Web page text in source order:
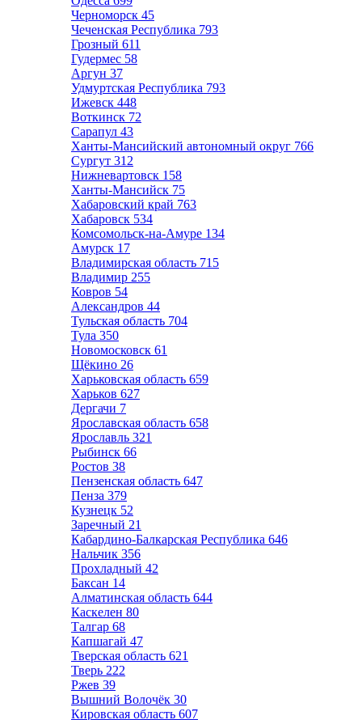
Черноморск 45
Чеченская Республика 793
Грозный 611
Гудермес 58
Аргун 37
Удмуртская Республика 793
Ижевск 448
Воткинск 72
Сарапул 43
Ханты-Мансийский автономный округ 766
Сургут 312
Нижневартовск 158
Ханты-Мансийск 75
Хабаровский край 763
Хабаровск 534
Комсомольск-на-Амуре 134
Амурск 17
Владимирская область 715
Владимир 255
Ковров 54
Александров 44
Тульская область 704
Тула 350
Новомосковск 61
Щёкино 26
Харьковская область 659
Харьков 627
Дергачи 7
Ярославская область 658
Ярославль 321
Рыбинск 66
Ростов 38
Пензенская область 647
Пенза 379
Кузнецк 52
Заречный 21
Кабардино-Балкарская Республика 646
Нальчик 356
Прохладный 42
Баксан 14
Алматинская область 644
Каскелен 80
Талгар 68
Капшагай 47
Тверская область 621
Тверь 222
Ржев 39
Вышний Волочёк 30
Кировская область 607